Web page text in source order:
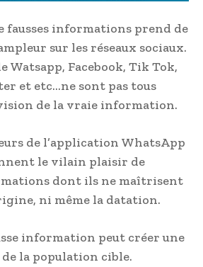
fausses informations prend de
sur les réseaux sociaux.
Watsapp, Facebook, Tik Tok,
et etc…ne sont pas tous
de la vraie information.
de l’application WhatsApp
le vilain plaisir de
dont ils ne maîtrisent
ni même la datation.
information peut créer une
de la population cible.